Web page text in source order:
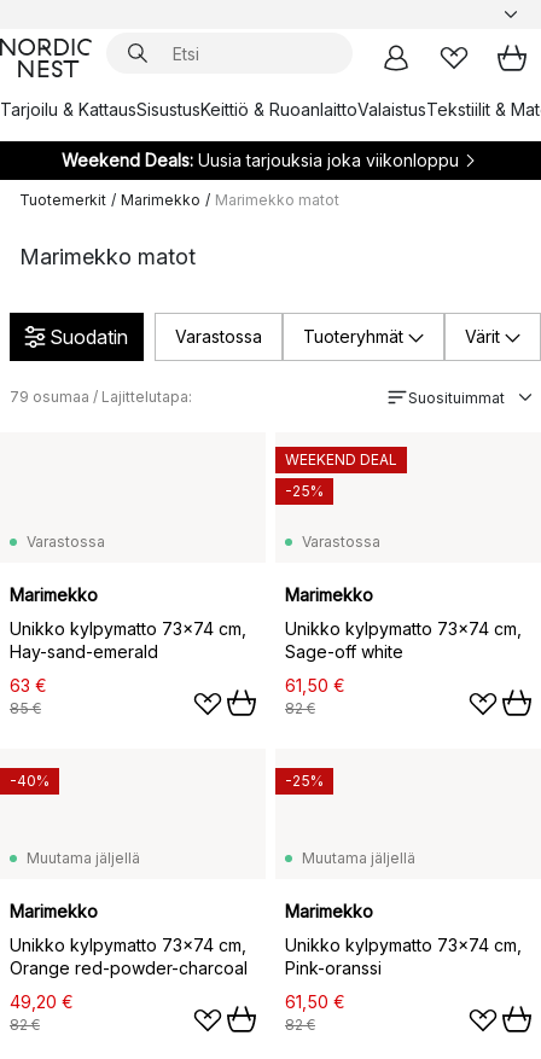
Tarjoilu & KattausSisustusKeittiö & RuoanlaittoValaistusTekstiilit &
Weekend Deals:Uusia tarjouksia joka viikonloppu
Tuotemerkit / Marimekko / Marimekko matot
Marimekko matot
Suodatin Varastossa Tuoteryhmät Värit
79 osumaa / Lajittelutapa: Suosituimmat
Varastossa
Marimekko
Unikko kylpymatto 73x74 cm,
Hay-sand-emerald
63 €
85 €
Varastossa
Marimekko
Unikko kylpymatto 73x74 cm,
Sage-off white
61,50 €
82 €
WEEKEND DEAL
-25%
Muutama jäljellä
Marimekko
Unikko kylpymatto 73x74 cm,
Orange red-powder-charcoal
49,20 €
82 €
-40%
Muutama jäljellä
Marimekko
Unikko kylpymatto 73x74 cm,
Pink-oranssi
61,50 €
82 €
-25%